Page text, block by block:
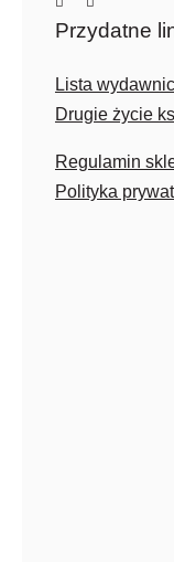
Przydatne
Lista
Drugie życie
Regulamin
Polityka